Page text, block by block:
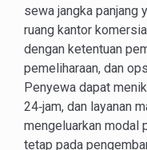
sewa jangka panjang
ruang kantor
dengan ketentuan
pemeliharaan, dan
Penyewa dapat
24‑jam, dan layanan
mengeluarkan modal
tetap pada